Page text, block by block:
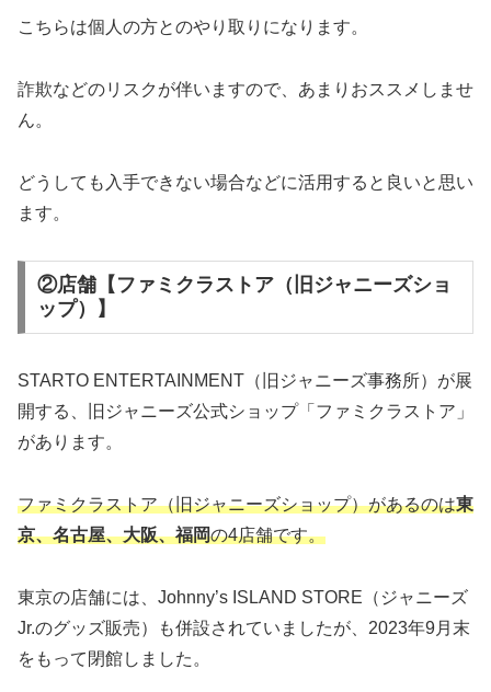
こちらは個人の方とのやり取りになります。
詐欺などのリスクが伴いますので、あまりおススメしませ
ん。
どうしても入手できない場合などに活用すると良いと思い
ます。
②店舗【ファミクラストア（旧ジャニーズショ
ップ）】
STARTO ENTERTAINMENT（旧ジャニーズ事務所）が展
開する、旧ジャニーズ公式ショップ「ファミクラストア」
があります。
ファミクラストア（旧ジャニーズショップ）があるのは東
京、名古屋、大阪、福岡の4店舗です。
東京の店舗には、Johnny’s ISLAND STORE（ジャニーズ
Jr.のグッズ販売）も併設されていましたが、2023年9月末
をもって閉館しました。